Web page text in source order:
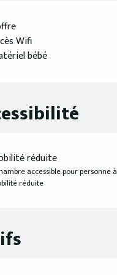
Wifi
bébé
réduite
accessible pour personne à
réduite